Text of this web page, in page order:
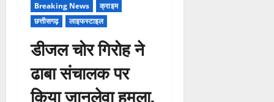
Breaking News
क्राइम
छत्तीसगढ़
लाइफस्टाइल
डीजल चोर गिरोह ने
ढाबा संचालक पर
किया जानलेवा हमला,